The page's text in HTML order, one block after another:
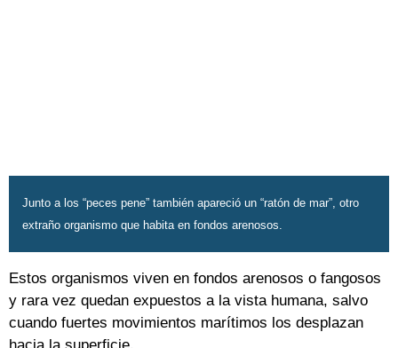
Junto a los “peces pene” también apareció un “ratón de mar”, otro
extraño organismo que habita en fondos arenosos.
Estos organismos viven en fondos arenosos o fangosos
y rara vez quedan expuestos a la vista humana, salvo
cuando fuertes movimientos marítimos los desplazan
hacia la superficie.